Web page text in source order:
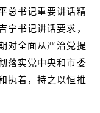
总书记重要讲话精
宁书记讲话要求，
对全面从严治党提
落实党中央和市委
执着，持之以恒推